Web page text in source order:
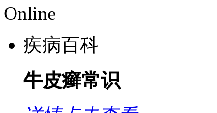
Online
疾病百科
牛皮癣常识